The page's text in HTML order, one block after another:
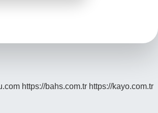
https://bahs.com.tr https://kayo.com.tr